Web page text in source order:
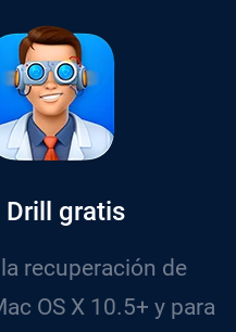
Drill gratis
recuperación de
OS X 10.5+ y para